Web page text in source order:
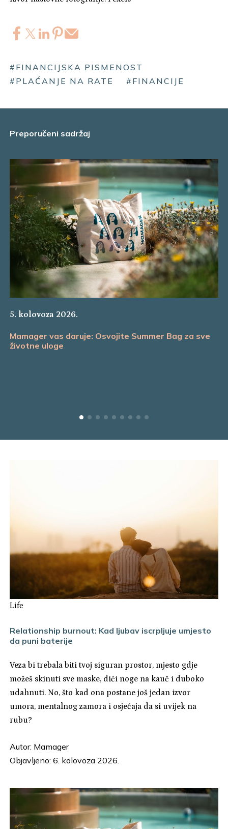
#FINANCIJSKA PISMENOST
#PLAĆANJE NA RATE
#FINANCIJE
Preporučeni sadržaj
5. kolovoza 2026.
Mamager vas daruje: Osvojite Summer Bag za sve
životne uloge
Life
Relationship burnout: Kad ljubav iscrpljuje umjesto
da puni baterije
Veza bi trebala biti tvoj siguran prostor, mjesto gdje
možeš skinuti sve maske, dići noge na kauč i duboko
udahnuti. No, što kad ona postane još jedan izvor
umora, mentalnog zamora i osjećaja da si uvijek na
rubu?
Autor: Mamager
Objavljeno: 6. kolovoza 2026.